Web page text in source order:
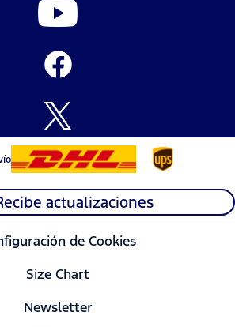
actualizaciones
de Cookies
Size Chart
Newsletter